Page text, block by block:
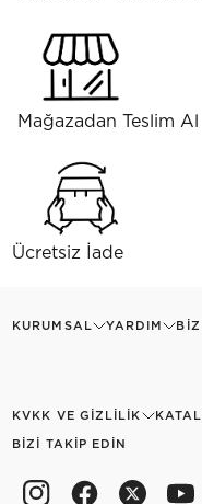
Mağazadan Teslim Al
Ücretsiz İade
KURUMSAL YARDIM
KVKK VE GIZLILIK
BIZI TAKIP EDIN